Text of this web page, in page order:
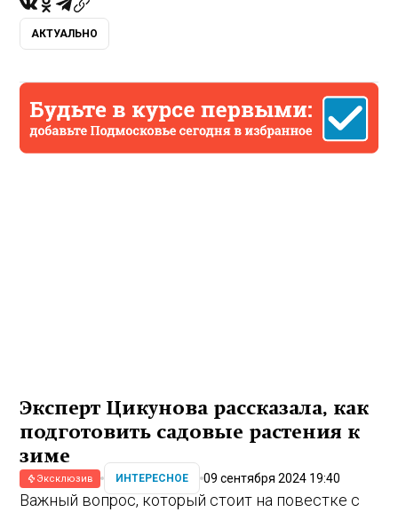
АКТУАЛЬНО
Эксперт Цикунова рассказала, как
подготовить садовые растения к
зиме
Эксклюзив ИНТЕРЕСНОЕ 09 сентября 2024 19:40
Важный вопрос, который стоит на повестке с